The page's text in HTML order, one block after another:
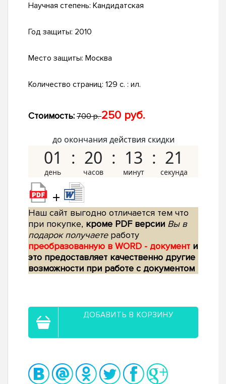
Научная степень: Кандидатская
Год защиты: 2010
Место защиты: Москва
Количество страниц: 129 с. : ил.
Стоимость: 700 р.250 руб.
до окончания действия скидки
01 20 13 20
+
Наш сайт выгодно отличается тем что
при покупке, кроме PDF версии Вы в
подарок получаетеработу
преобразованную в WORD - документ и
это предоставляет качественно другие
возможности при работе с документом
ДОБАВИТЬ В КОРЗИНУ